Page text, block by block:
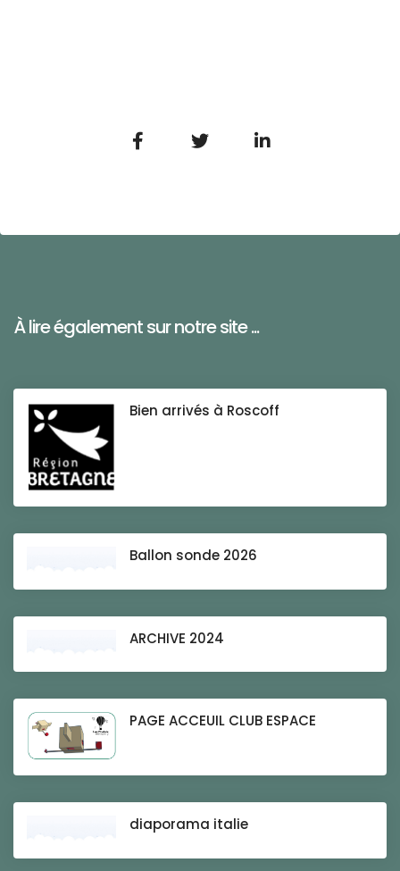
À lire également sur notre site ...
Bien arrivés à Roscoff
Ballon sonde 2026
ARCHIVE 2024
PAGE ACCEUIL CLUB ESPACE
diaporama italie